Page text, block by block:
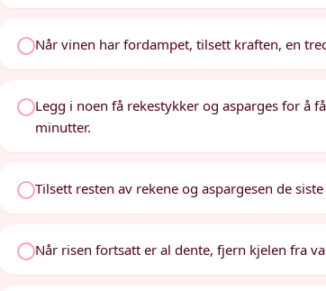
Når vinen har fordampet, tilsett kraften, en
Legg i noen få rekestykker og asparges for å
minutter.
Tilsett resten av rekene og aspargesen de
Når risen fortsatt er al dente, fjern kjelen fra